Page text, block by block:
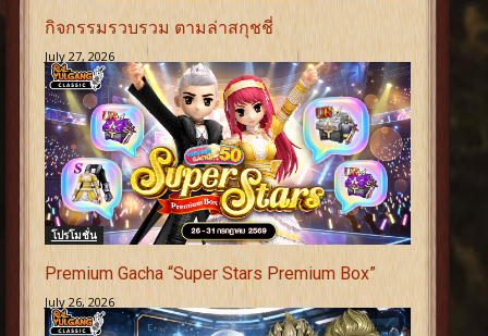
กิจกรรมรวบรวม ตามล่าสกุชชี่
July 27, 2026
โปรโมชั่น
Premium Gacha “Super Stars Premium Box”
July 26, 2026